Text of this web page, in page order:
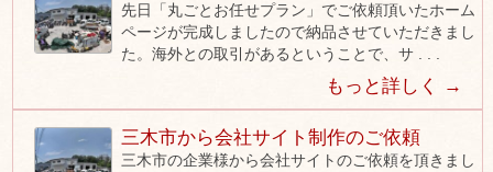
先日「丸ごとお任せプラン」でご依頼頂いたホーム
ページが完成しましたので納品させていただきまし
た。海外との取引があるということで、サ . . .
もっと詳しく →
三木市から会社サイト制作のご依頼
三木市の企業様から会社サイトのご依頼を頂きまし